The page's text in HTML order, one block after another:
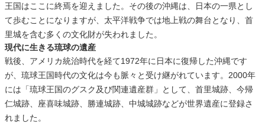
王国はここに終焉を迎えました。その後の沖縄は、日本の一県とし
て歩むことになりますが、太平洋戦争では地上戦の舞台となり、首
里城を含む多くの文化財が失われました。
現代に生きる琉球の遺産
戦後、アメリカ統治時代を経て1972年に日本に復帰した沖縄です
が、琉球王国時代の文化は今も脈々と受け継がれています。2000年
には「琉球王国のグスク及び関連遺産群」として、首里城跡、今帰
仁城跡、座喜味城跡、勝連城跡、中城城跡などが世界遺産に登録さ
れました。